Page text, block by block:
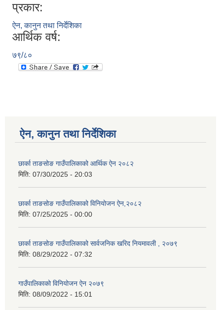
प्रकार:
ऐन, कानुन तथा निर्देशिका
आर्थिक वर्ष:
७९/८०
ऐन, कानुन तथा निर्देशिका
छार्का ताङसोङ गाउँपालिकाको आर्थिक ऐन २०८२
मिति: 07/30/2025 - 20:03
छार्का ताङसोङ गाउँपालिकाको विनियोजन ऐन,२०८२
मिति: 07/25/2025 - 00:00
छार्का ताङसोङ गाउँपालिकाको सार्वजनिक खरिद नियमावली , २०७९
मिति: 08/29/2022 - 07:32
गाउँपालिकाको विनियोजन ऐन २०७९
मिति: 08/09/2022 - 15:01